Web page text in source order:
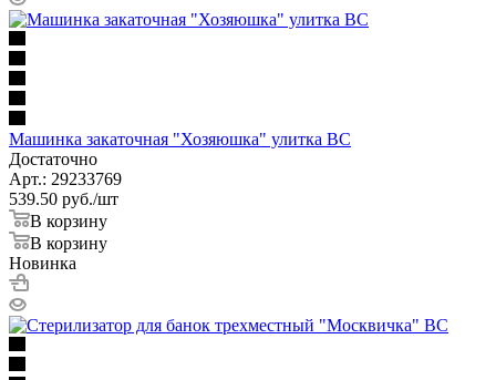
Машинка закаточная "Хозяюшка" улитка ВС
Достаточно
Арт.: 29233769
539.50 руб./шт
В корзину
В корзину
Новинка